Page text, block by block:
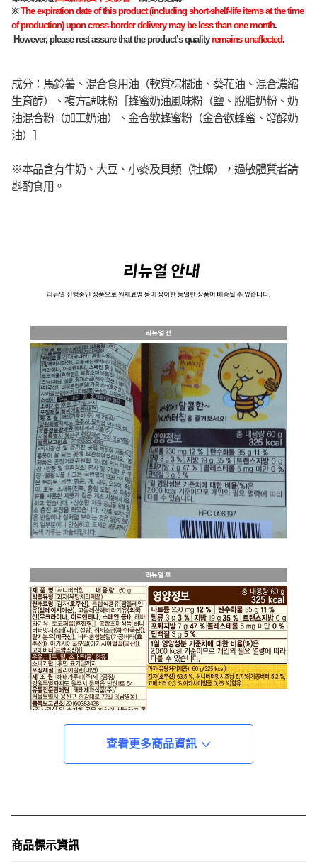
※The expiration date of this product (including short-shelf-life items at the time
of production) upon cross-border delivery may be less than one month.
However, please rest assure that the product’s qualityremains unaffected.
成分：馬鈴薯、混合食用油（軟質棕櫚油、葵花油、混合濃縮
生育醇）、複方調味粉［蜂蜜奶油風味粉（鹽、脫脂奶粉、奶
油混合粉（加工奶油）、金合歡蜂蜜粉（金合歡蜂蜜、發酵奶
油）］
※本品含有牛奶、大豆、小麥及貝類（牡蠣），過敏體質者請
斟酌食用。
查看更多商品資訊
商品標示資訊